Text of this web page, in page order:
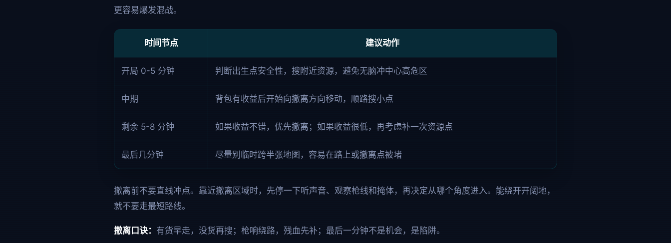
更容易爆发混战。
时间节点 建议动作
开局 0-5 分钟 判断出生点安全性，搜附近资源，避免无脑冲中心高危区
中期 背包有收益后开始向撤离方向移动，顺路搜小点
剩余 5-8 分钟 如果收益不错，优先撤离；如果收益很低，再考虑补一次资源点
最后几分钟 尽量别临时跨半张地图，容易在路上或撤离点被堵
撤离前不要直线冲点。靠近撤离区域时，先停一下听声音、观察枪线和掩体，再决定从哪个角度进入。能绕开开阔地，
就不要走最短路线。
撤离口诀： 有货早走，没货再搜；枪响绕路，残血先补；最后一分钟不是机会，是陷阱。